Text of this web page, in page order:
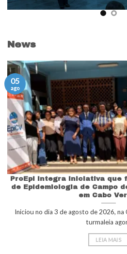
News
ProEpi integra iniciativa que
de Epidemiologia de Campo
em Cabo
Iniciou no dia 3 de agosto de 2026, na
turmaleia
LEIA MAIS
05
ago